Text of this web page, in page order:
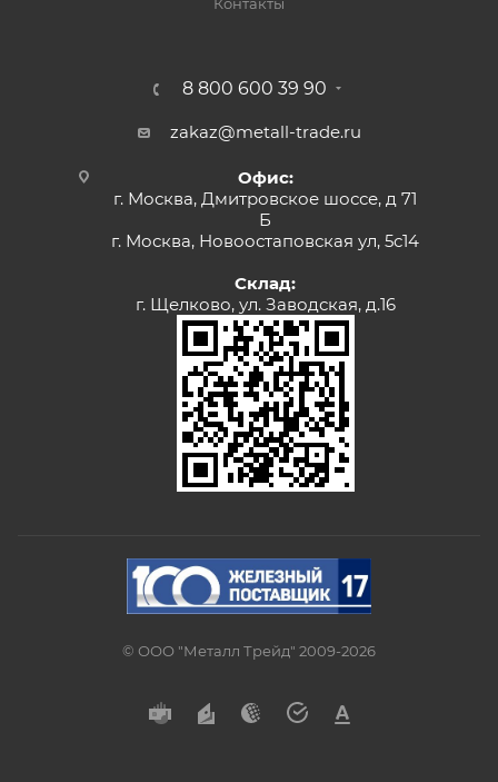
8 800 600 39 90
zakaz@metall-trade.ru
Офис:
г. Москва, Дмитровское шоссе, д 71
Б
г. Москва, Новоостаповская ул, 5с14
Склад:
г. Щелково, ул. Заводская, д.16
© ООО "Металл Трейд" 2009-2026